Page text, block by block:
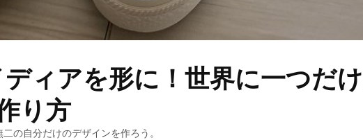
ィアを形に！世界に一つだ
り方
の自分だけのデザインを作ろう。